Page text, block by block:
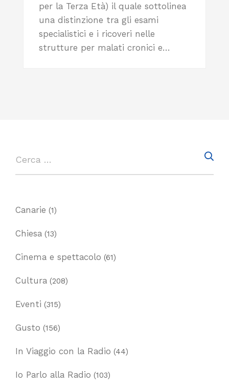
per la Terza Età) il quale sottolinea
una distinzione tra gli esami
specialistici e i ricoveri nelle
strutture per malati cronici e…
Canarie (1)
Chiesa (13)
Cinema e spettacolo (61)
Cultura (208)
Eventi (315)
Gusto (156)
In Viaggio con la Radio (44)
Io Parlo alla Radio (103)